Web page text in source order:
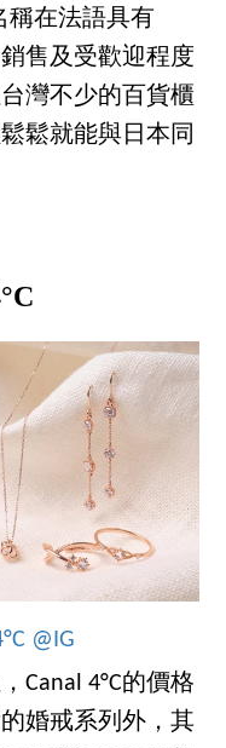
稱在法語具有
售及受歡迎程度
灣不少的百貨櫃
鬆就能與日本同
@IG
Canal 4°C的價格
婚戒系列外，其